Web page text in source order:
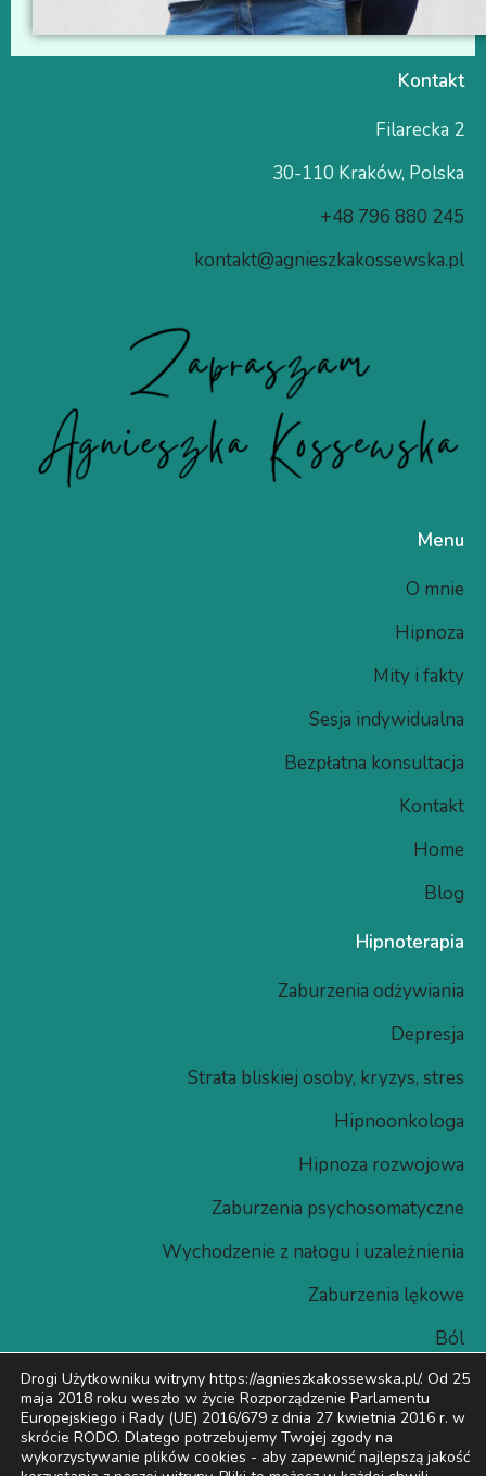
Kontakt
Filarecka 2
30-110 Kraków, Polska
+48 796 880 245
kontakt@agnieszkakossewska.pl
Menu
O mnie
Hipnoza
Mity i fakty
Sesja indywidualna
Bezpłatna konsultacja
Kontakt
Home
Blog
Hipnoterapia
Zaburzenia odżywiania
Depresja
Strata bliskiej osoby, kryzys, stres
Hipnoonkologa
Hipnoza rozwojowa​
Zaburzenia psychosomatyczne
Wychodzenie z nałogu i uzależnienia
Zaburzenia lękowe
Ból
Drogi Użytkowniku witryny https://agnieszkakossewska.pl/. Od 25
maja 2018 roku weszło w życie Rozporządzenie Parlamentu
Europejskiego i Rady (UE) 2016/679 z dnia 27 kwietnia 2016 r. w
skrócie RODO. Dlatego potrzebujemy Twojej zgody na
wykorzystywanie plików cookies - aby zapewnić najlepszą jakość